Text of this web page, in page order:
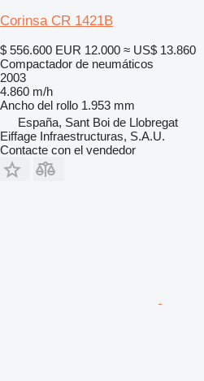
Corinsa CR 1421B
$ 556.600 EUR 12.000 ≈ US$ 13.860
Compactador de neumáticos
2003
4.860 m/h
Ancho del rollo 1.953 mm
España, Sant Boi de Llobregat
Eiffage Infraestructuras, S.A.U.
Contacte con el vendedor